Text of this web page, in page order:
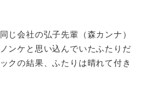
じ会社の弘子先輩（森カンナ）
ンケと思い込んでいたふたりだ
クの結果、ふたりは晴れて付き